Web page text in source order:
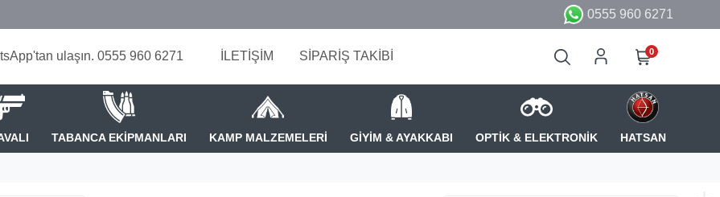
0555 960 6271
ulaşın. 0555 960 6271 İLETİŞİM SİPARİŞ TAKİBİ 0
TABANCA EKİPMANLARI KAMP MALZEMELERİ GİYİM & AYAKKABI OPTİK & ELEKTRONİK HATSAN